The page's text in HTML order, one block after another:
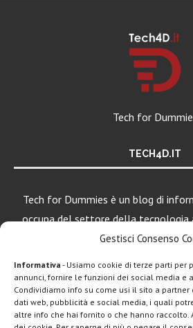
Gestisci Consenso
Informativa - Usiamo cookie di terze parti per
annunci, fornire le funzioni dei social media e
Condividiamo info su come usi il sito a
dati web, pubblicità e social media, i quali
altre info che hai fornito o che hanno raccolto.
Tech for
TECH4D.IT
Tech for Dummies è un blog di
occupa del settore della tecnologia
una particolare attenzione al
LEGGI ANCHE